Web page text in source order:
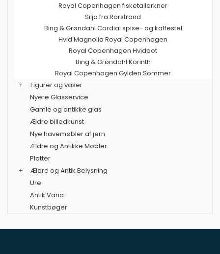
Royal Copenhagen fisketallerkner
Silja fra Rörstrand
Bing & Grøndahl Cordial spise- og kaffestel
Hvid Magnolia Royal Copenhagen
Royal Copenhagen Hvidpot
Bing & Grøndahl Korinth
Royal Copenhagen Gylden Sommer
+
Figurer og vaser
Nyere Glasservice
Gamle og antikke glas
Ældre billedkunst
Nye havemøbler af jern
Ældre og Antikke Møbler
Platter
+
Ældre og Antik Belysning
Ure
Antik Varia
Kunstbøger